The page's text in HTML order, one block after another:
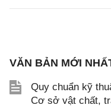
VĂN BẢN MỚI
Quy chuẩn kỹ
Cơ sở vật chất,